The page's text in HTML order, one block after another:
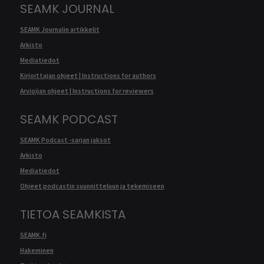
SEAMK JOURNAL
SEAMK Journalin artikkelit
Arkisto
Mediatiedot
Kirjoittajan ohjeet | Instructions for authors
Arvioijan ohjeet | Instructions for reviewers
SEAMK PODCAST
SEAMK Podcast -sarjan jaksot
Arkisto
Mediatiedot
Ohjeet podcastin suunnitteluun ja tekemiseen
TIETOA SEAMKISTA
SEAMK.fi
Hakeminen